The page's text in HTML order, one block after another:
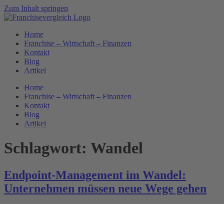
Zum Inhalt springen
Home
Franchise – Wirtschaft – Finanzen
Kontakt
Blog
Artikel
Home
Franchise – Wirtschaft – Finanzen
Kontakt
Blog
Artikel
Schlagwort: Wandel
Endpoint-Management im Wandel:
Unternehmen müssen neue Wege gehen